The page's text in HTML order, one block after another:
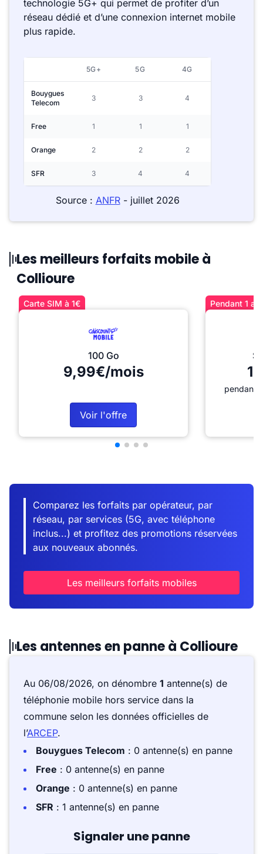
technologie 5G+ qui permet de profiter d’un
réseau dédié et d’une connexion internet mobile
plus rapide.
5G+ 5G 4G
Bouygues
Telecom
3 3 4
Free 1 1 1
Orange 2 2 2
SFR 3 4 4
Source : ANFR- juillet 2026
Les meilleurs forfaits mobile à
Collioure
Carte SIM à 1€
100 Go
9,99€/mois
Voir l'offre
Pendant 1
pendant
Comparez les forfaits par opérateur, par
réseau, par services (5G, avec téléphone
inclus...) et profitez des promotions réservées
aux nouveaux abonnés.
Les meilleurs forfaits mobiles
Les antennes en panne à Collioure
Au 06/08/2026, on dénombre 1 antenne(s) de
téléphonie mobile hors service dans la
commune selon les données officielles de
l’ARCEP.
Bouygues Telecom : 0 antenne(s) en panne
Free : 0 antenne(s) en panne
Orange : 0 antenne(s) en panne
SFR : 1 antenne(s) en panne
Signaler une panne